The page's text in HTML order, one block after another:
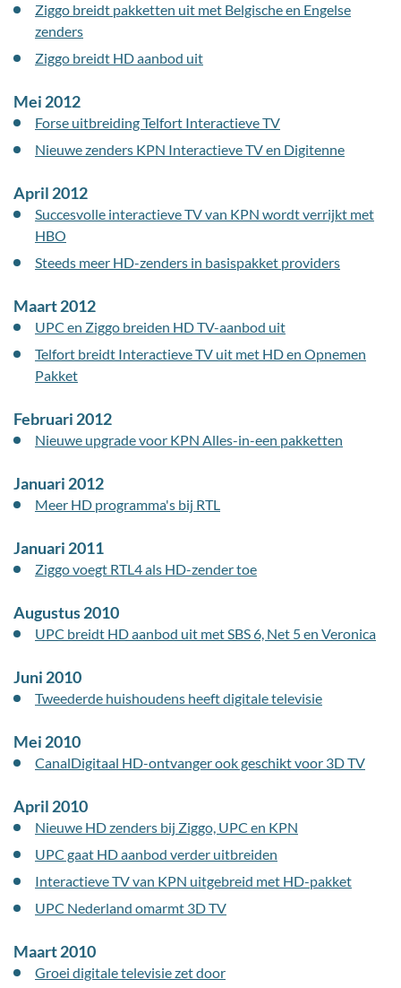
Ziggo breidt pakketten uit met Belgische en Engelse
zenders
Ziggo breidt HD aanbod uit
Mei 2012
Forse uitbreiding Telfort Interactieve TV
Nieuwe zenders KPN Interactieve TV en Digitenne
April 2012
Succesvolle interactieve TV van KPN wordt verrijkt met
HBO
Steeds meer HD-zenders in basispakket providers
Maart 2012
UPC en Ziggo breiden HD TV-aanbod uit
Telfort breidt Interactieve TV uit met HD en Opnemen
Pakket
Februari 2012
Nieuwe upgrade voor KPN Alles-in-een pakketten
Januari 2012
Meer HD programma's bij RTL
Januari 2011
Ziggo voegt RTL4 als HD-zender toe
Augustus 2010
UPC breidt HD aanbod uit met SBS 6, Net 5 en Veronica
Juni 2010
Tweederde huishoudens heeft digitale televisie
Mei 2010
CanalDigitaal HD-ontvanger ook geschikt voor 3D TV
April 2010
Nieuwe HD zenders bij Ziggo, UPC en KPN
UPC gaat HD aanbod verder uitbreiden
Interactieve TV van KPN uitgebreid met HD-pakket
UPC Nederland omarmt 3D TV
Maart 2010
Groei digitale televisie zet door